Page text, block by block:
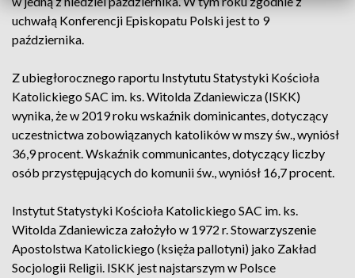
uchwałą Konferencji Episkopatu Polski jest to 9
października.
Z ubiegłorocznego raportu Instytutu Statystyki Kościoła
Katolickiego SAC im. ks. Witolda Zdaniewicza (ISKK)
wynika, że w 2019 roku wskaźnik dominicantes, dotyczący
uczestnictwa zobowiązanych katolików w mszy św., wyniósł
36,9 procent. Wskaźnik communicantes, dotyczący liczby
osób przystępujących do komunii św., wyniósł 16,7 procent.
Instytut Statystyki Kościoła Katolickiego SAC im. ks.
Witolda Zdaniewicza założyło w 1972 r. Stowarzyszenie
Apostolstwa Katolickiego (księża pallotyni) jako Zakład
Socjologii Religii. ISKK jest najstarszym w Polsce